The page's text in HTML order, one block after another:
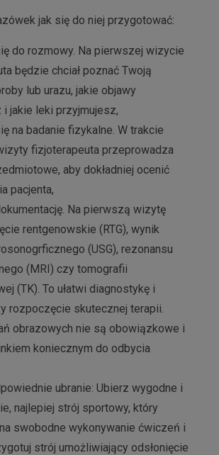
jak się do niej przygotować:
do rozmowy. Na pierwszej wizycie
będzie chciał poznać Twoją
lub urazu, jakie objawy
jakie leki przyjmujesz,
na badanie fizykalne. W trakcie
fizjoterapeuta przeprowadza
aby dokładniej ocenić
pacjenta,
Na pierwszą wizytę
rentgenowskie (RTG), wynik
(USG), rezonansu
(MRI) czy tomografii
(TK). To ułatwi diagnostykę i
rozpoczęcie skutecznej terapii.
obrazowych nie są obowiązkowe i
koniecznym do odbycia
ubranie: Ubierz wygodne i
najlepiej strój sportowy, który
swobodne wykonywanie ćwiczeń i
strój umożliwiający odsłonięcie